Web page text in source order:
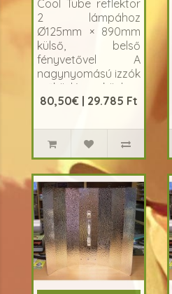
Cool Tube reflektor
2 lámpához
Ø125mm × 890mm
külső, belső
fényvetővel A
nagynyomású izzók
működése közben
keletkező hő
alkalmas csőbura,
ame..
80,50€ | 29.785 Ft